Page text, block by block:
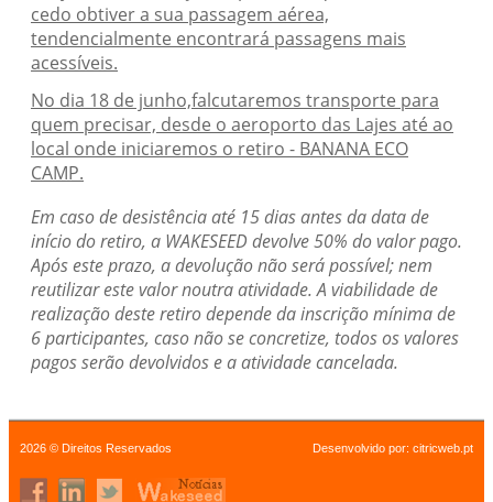
cedo obtiver a sua passagem aérea,
tendencialmente encontrará passagens mais
acessíveis.
No dia 18 de junho,falcutaremos transporte para
quem precisar, desde o aeroporto das Lajes até ao
local onde iniciaremos o retiro - BANANA ECO
CAMP.
Em caso de desistência até 15 dias antes da data de
início do retiro, a WAKESEED devolve 50% do valor pago.
Após este prazo, a devolução não será possível; nem
reutilizar este valor noutra atividade. A viabilidade de
realização deste retiro depende da inscrição mínima de
6 participantes, caso não se concretize, todos os valores
pagos serão devolvidos e a atividade cancelada.
2026 © Direitos Reservados Desenvolvido por: citricweb.pt